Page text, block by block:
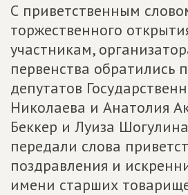
С приветственным
торжественного
участникам,
первенства обратились
депутатов
Николаева и Анатолия
Беккер и Луиза
передали слова
поздравления и
имени старших